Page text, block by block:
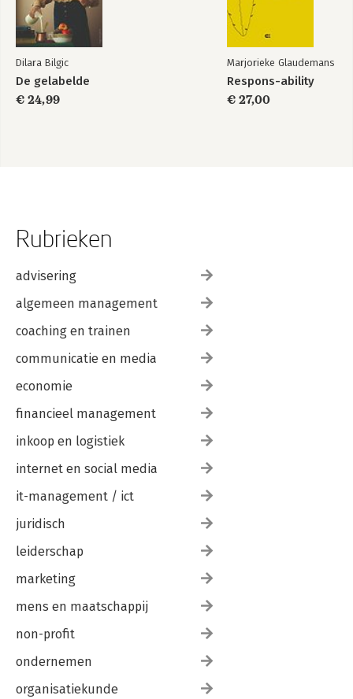
Dilara Bilgic
De gelabelde
€ 24,99
Marjorieke Glaudemans
Respons-ability
€ 27,00
Rubrieken
advisering
algemeen management
coaching en trainen
communicatie en media
economie
financieel management
inkoop en logistiek
internet en social media
it-management / ict
juridisch
leiderschap
marketing
mens en maatschappij
non-profit
ondernemen
organisatiekunde